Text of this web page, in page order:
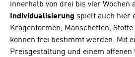
innerhalb von drei bis vier Wochen
Individualisierung spielt auch hier
Kragenformen, Manschetten,
können frei bestimmt werden. Mit
Preisgestaltung und einem